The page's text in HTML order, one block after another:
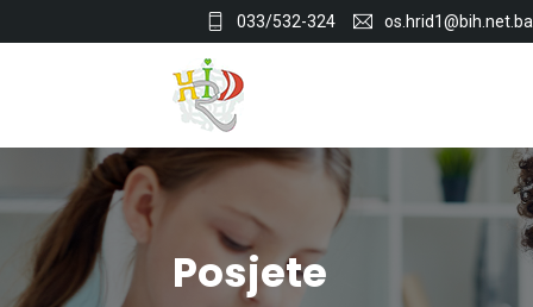
033/532-324 os.hrid1@bih.net.ba
Posjete